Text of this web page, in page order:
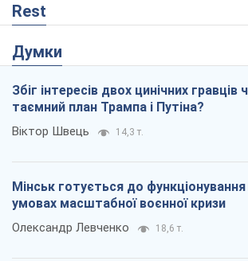
Rest
Думки
Збіг інтересів двох цинічних гравців
таємний план Трампа і Путіна?
Віктор Швець 14,3 т.
Мінськ готується до функціонування
умовах масштабної воєнної кризи
Олександр Левченко 18,6 т.